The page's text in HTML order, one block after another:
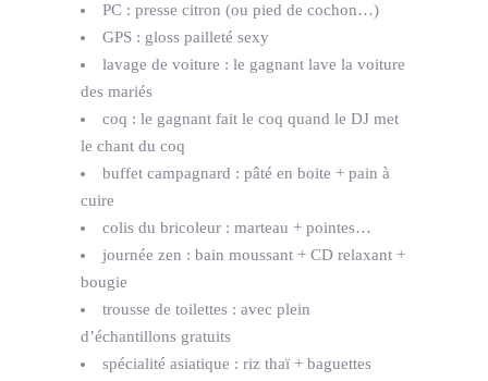
PC : presse citron (ou pied de cochon…)
GPS : gloss pailleté sexy
lavage de voiture : le gagnant lave la voiture
des mariés
coq : le gagnant fait le coq quand le DJ met
le chant du coq
buffet campagnard : pâté en boite + pain à
cuire
colis du bricoleur : marteau + pointes…
journée zen : bain moussant + CD relaxant +
bougie
trousse de toilettes : avec plein
d’échantillons gratuits
spécialité asiatique : riz thaï + baguettes